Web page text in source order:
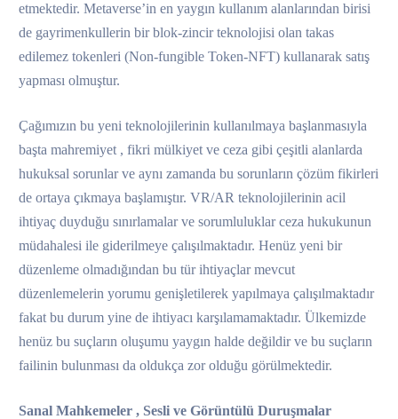
etmektedir. Metaverse’in en yaygın kullanım alanlarından birisi
de gayrimenkullerin bir blok-zincir teknolojisi olan takas
edilemez tokenleri (Non-fungible Token-NFT) kullanarak satış
yapması olmuştur.
Çağımızın bu yeni teknolojilerinin kullanılmaya başlanmasıyla
başta mahremiyet , fikri mülkiyet ve ceza gibi çeşitli alanlarda
hukuksal sorunlar ve aynı zamanda bu sorunların çözüm fikirleri
de ortaya çıkmaya başlamıştır. VR/AR teknolojilerinin acil
ihtiyaç duyduğu sınırlamalar ve sorumluluklar ceza hukukunun
müdahalesi ile giderilmeye çalışılmaktadır. Henüz yeni bir
düzenleme olmadığından bu tür ihtiyaçlar mevcut
düzenlemelerin yorumu genişletilerek yapılmaya çalışılmaktadır
fakat bu durum yine de ihtiyacı karşılamamaktadır. Ülkemizde
henüz bu suçların oluşumu yaygın halde değildir ve bu suçların
failinin bulunması da oldukça zor olduğu görülmektedir.
Sanal Mahkemeler , Sesli ve Görüntülü Duruşmalar